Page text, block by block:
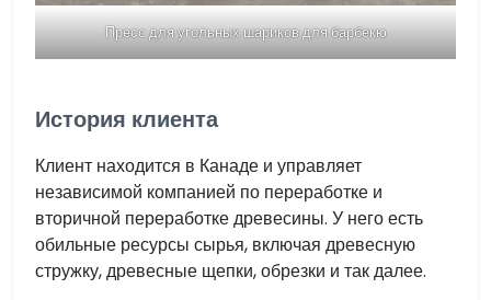
Пресс для угольных шариков для барбекю
История клиента
Клиент находится в Канаде и управляет
независимой компанией по переработке и
вторичной переработке древесины. У него есть
обильные ресурсы сырья, включая древесную
стружку, древесные щепки, обрезки и так далее.